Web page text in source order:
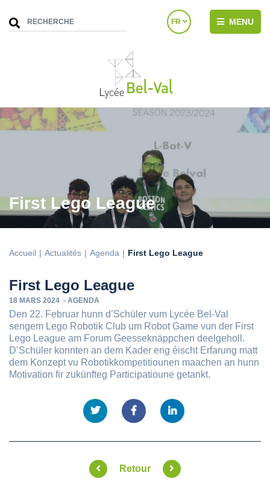
FR MENU
First Lego League
Accueil Actualités Agenda First Lego League
First Lego League
18 MARS 2024 - AGENDA
Den 22. Februar hunn d’Schüler vum Lycée Bel-Val
sengem Lego Robotik Club um Robot Game vun der First
Lego League am Forum Geesseknäppchen deelgeholl.
D’Schüler konnten an dem Kader eng éischt Erfarung matt
dem Konzept vu Robotikkompetitiounen maachen an hunn
Motivation fir zukünfteg Participatioune getankt.
Retour